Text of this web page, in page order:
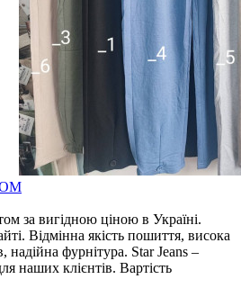
за вигідною ціною в Україні.
Відмінна якість пошиття, висока
надійна фурнітура. Star Jeans –
наших клієнтів. Вартість